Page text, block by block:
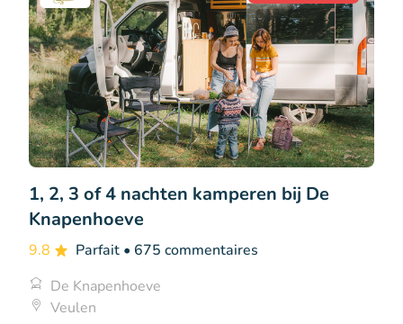
1, 2, 3 of 4 nachten kamperen bij De
Knapenhoeve
9.8 Parfait • 675 commentaires
De Knapenhoeve
Veulen